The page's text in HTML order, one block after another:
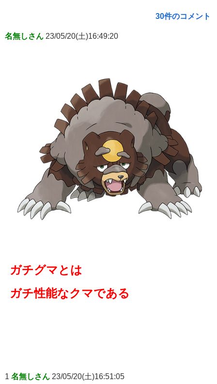
30件のコメント
名無しさん 23/05/20(土)16:49:20
ガチグマとは
ガチ性能なクマである
1 名無しさん 23/05/20(土)16:51:05